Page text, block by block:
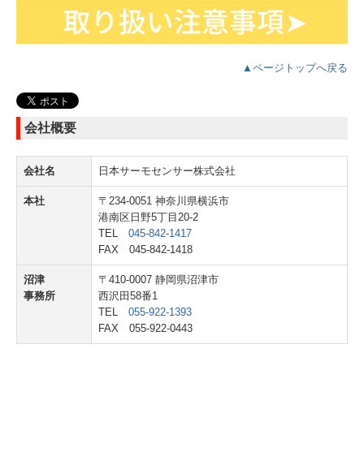
▲ページトップへ戻る
会社概要
会社名 日本サーモセンサー株式会社
本社
〒234-0051 神奈川県横浜市
港南区日野5丁目20-2
TEL 045-842-1417
FAX 045-842-1418
沼津
事務所
〒410-0007 静岡県沼津市
西沢田58番1
TEL 055-922-1393
FAX 055-922-0443